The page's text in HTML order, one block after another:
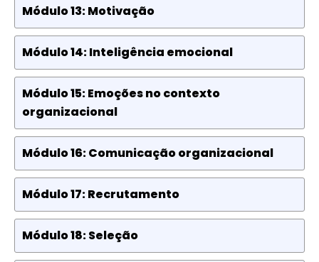
Módulo 13: Motivação
Módulo 14: Inteligência emocional
Módulo 15: Emoções no contexto
organizacional
Módulo 16: Comunicação organizacional
Módulo 17: Recrutamento
Módulo 18: Seleção